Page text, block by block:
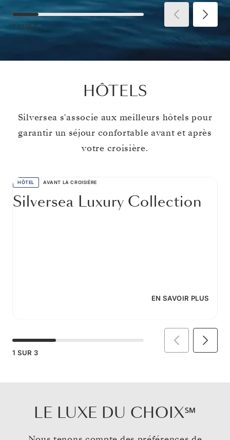
1 SUR 5
HÔTELS
Silversea s'associe aux meilleurs hôtels pour
garantir un séjour confortable avant et après
votre croisière.
HÔTEL AVANT LA CROISIÈRE
Silversea Luxury Collection
EN SAVOIR PLUS
1 SUR 3
LE LUXE DU CHOIX℠